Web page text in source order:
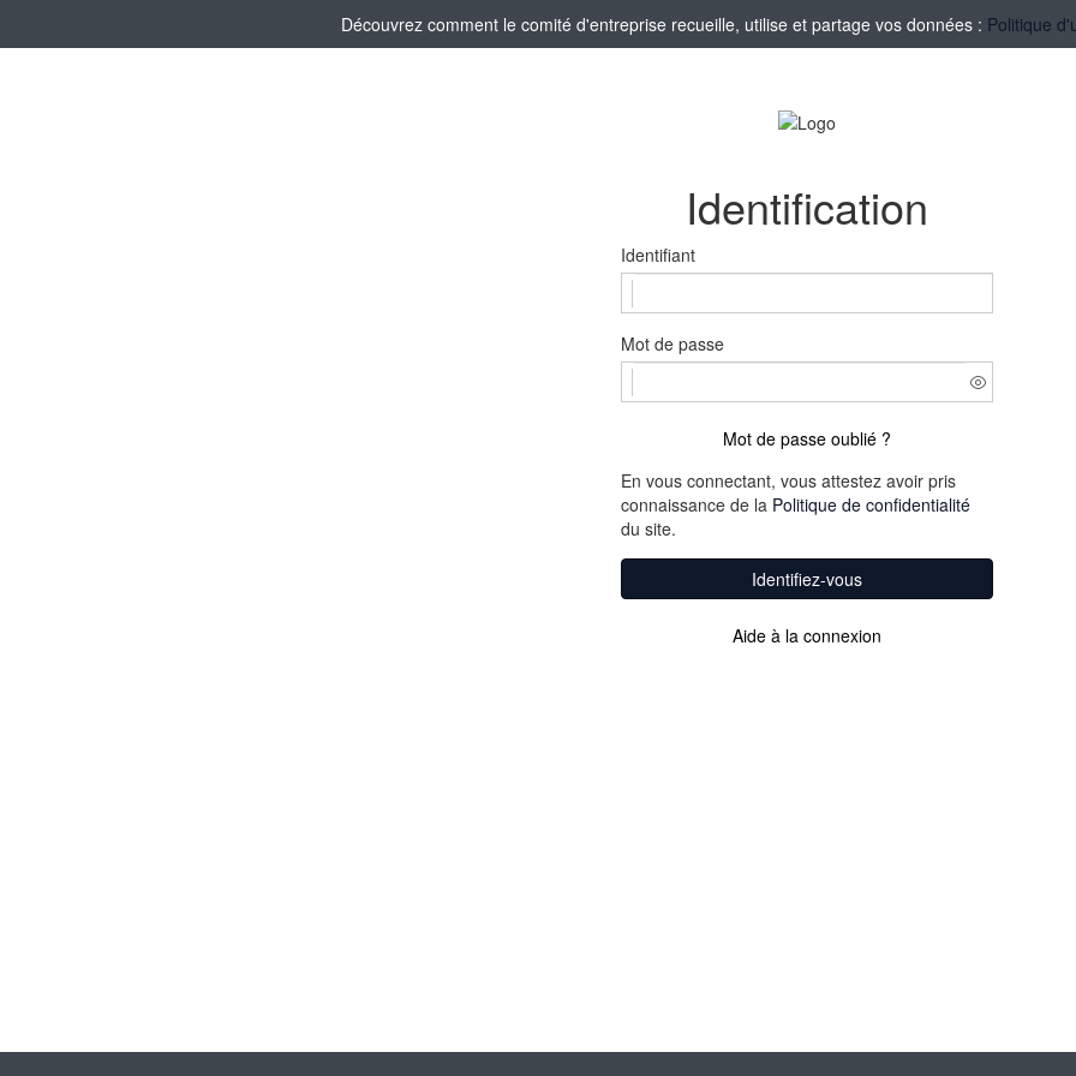
Découvrez comment le comité d'entreprise recueille, utilise et partage vos données : Politique
Identification
Identifiant
Mot de passe
Mot de passe oublié ?
En vous connectant, vous attestez avoir pris
connaissance de la Politique de confidentialité
du site.
Identifiez-vous
Aide à la connexion